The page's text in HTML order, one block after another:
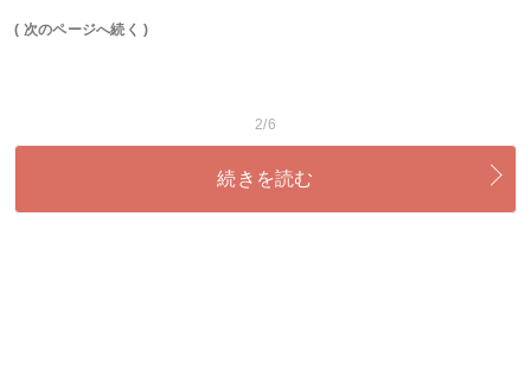
( 次のページへ続く )
2/6
続きを読む